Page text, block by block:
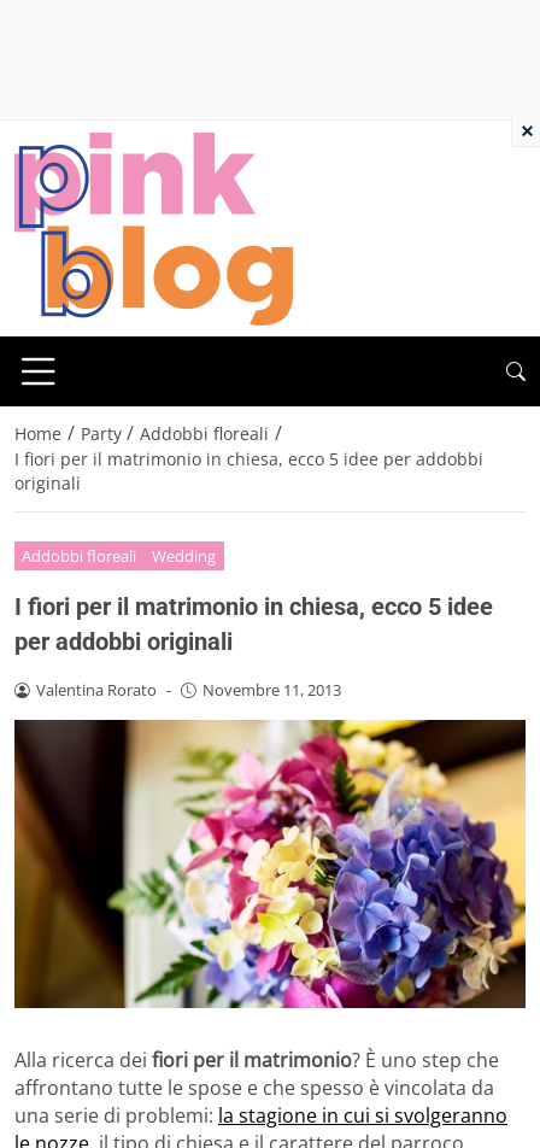
Home / Party / Addobbi floreali /
I fiori per il matrimonio in chiesa, ecco 5 idee per addobbi
originali
Addobbi floreali Wedding
I fiori per il matrimonio in chiesa, ecco 5 idee
per addobbi originali
Valentina Rorato - Novembre 11, 2013
Alla ricerca dei fiori per il matrimonio? È uno step che
affrontano tutte le spose e che spesso è vincolata da
una serie di problemi: la stagione in cui si svolgeranno
×